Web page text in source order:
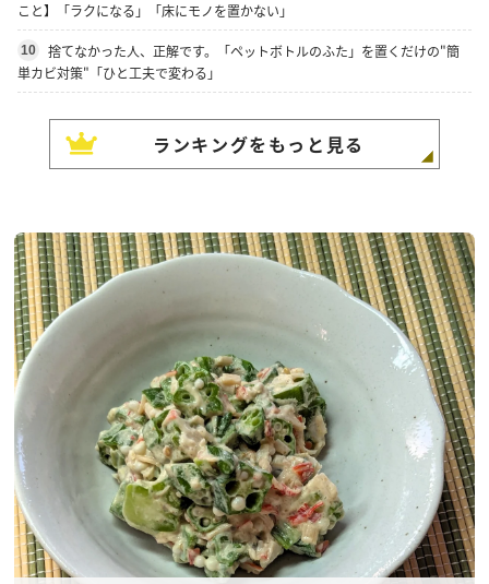
こと】「ラクになる」「床にモノを置かない」
10
捨てなかった人、正解です。「ペットボトルのふた」を置くだけの"簡
単カビ対策"「ひと工夫で変わる」
ランキングをもっと見る